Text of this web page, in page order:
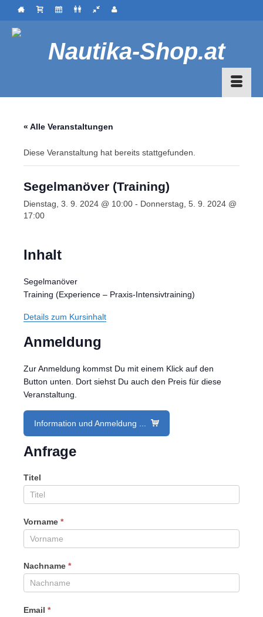
« Alle Veranstaltungen
Diese Veranstaltung hat bereits stattgefunden.
Segelmanöver (Training)
Dienstag, 3. 9. 2024 @ 10:00 - Donnerstag, 5. 9. 2024 @
17:00
Inhalt
Segelmanöver
Training (Experience – Praxis-Intensivtraining)
Details zum Kursinhalt
Anmeldung
Zur Anmeldung kommst Du mit einem Klick auf den
Button unten. Dort siehst Du auch den Preis für diese
Veranstaltung.
Information und Anmeldung ...
Anfrage
Titel
Vorname *
Nachname *
Email *